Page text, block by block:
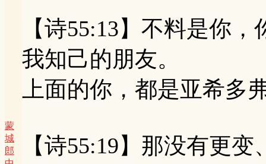
蒙
城
郎
【诗55:13】不料是你
我知己的朋友。
上面的你，都是亚希多
【诗55:19】那没有更